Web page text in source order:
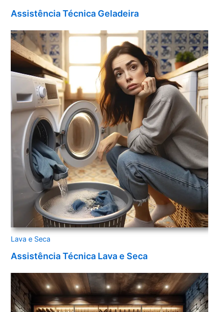
Assistência Técnica Geladeira
Lava e Seca
Assistência Técnica Lava e Seca